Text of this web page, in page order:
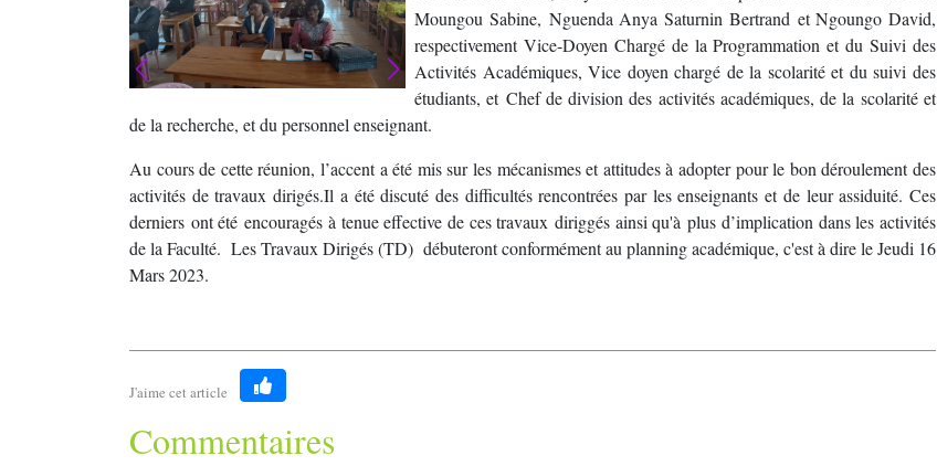
Moungou Sabine, Nguenda Anya Saturnin Bertrand et Ngoungo David,
respectivement Vice-Doyen Chargé de la Programmation et du Suivi des
Activités Académiques, Vice doyen chargé de la scolarité et du suivi des
étudiants, et Chef de division des activités académiques, de la scolarité et
de la recherche, et du personnel enseignant.
Au cours de cette réunion, l’accent a été mis sur les mécanismes et attitudes à adopter pour le bon déroulement des
activités de travaux dirigés.Il a été discuté des difficultés rencontrées par les enseignants et de leur assiduité. Ces
derniers ont été encouragés à tenue effective de ces travaux diriggés ainsi qu'à plus d’implication dans les activités
de la Faculté. Les Travaux Dirigés (TD) débuteront conformément au planning académique, c'est à dire le Jeudi 16
Mars 2023.
J'aime cet article
Like
Commentaires